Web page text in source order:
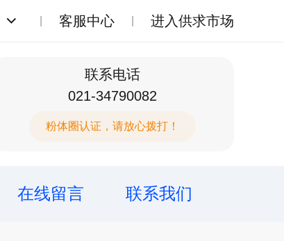
客服中心 进入供求市场
联系电话
021-34790082
粉体圈认证，请放心拨打！
在线留言 联系我们